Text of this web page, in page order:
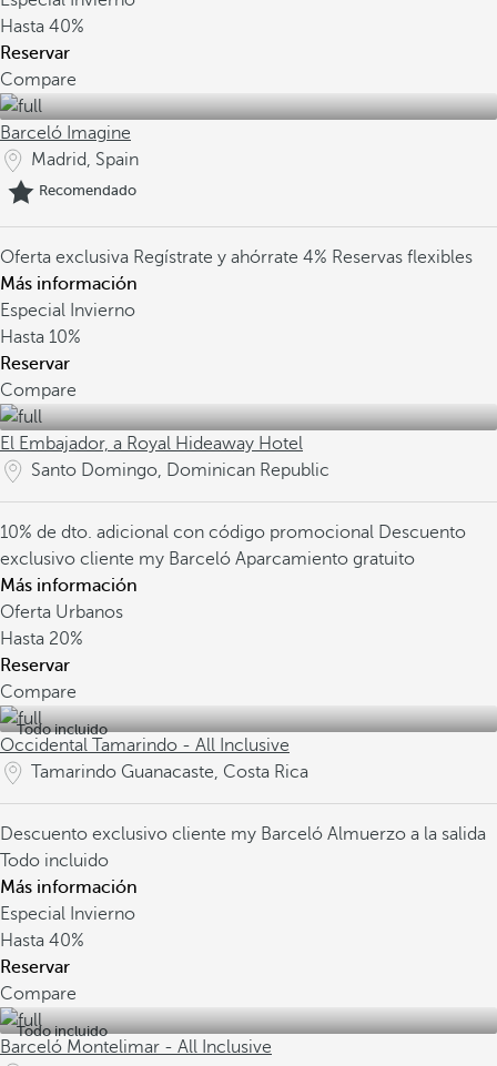
Hasta 40%
Reservar
Compare
Barceló Imagine
Madrid, Spain
Recomendado
Oferta exclusiva Regístrate y ahórrate 4% Reservas flexibles
Más información
Especial Invierno
Hasta 10%
Reservar
Compare
El Embajador, a Royal Hideaway Hotel
Santo Domingo, Dominican Republic
10% de dto. adicional con código promocional Descuento
exclusivo cliente my Barceló Aparcamiento gratuito
Más información
Oferta Urbanos
Hasta 20%
Reservar
Compare
Todo incluido
Occidental Tamarindo - All Inclusive
Tamarindo Guanacaste, Costa Rica
Descuento exclusivo cliente my Barceló Almuerzo a la salida
Todo incluido
Más información
Especial Invierno
Hasta 40%
Reservar
Compare
Todo incluido
Barceló Montelimar - All Inclusive